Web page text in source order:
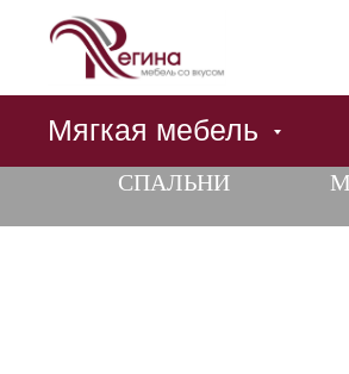
Мягкая мебель
СПАЛЬНИ